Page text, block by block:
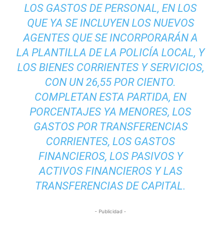
LOS GASTOS DE PERSONAL, EN LOS
QUE YA SE INCLUYEN LOS NUEVOS
AGENTES QUE SE INCORPORARÁN A
LA PLANTILLA DE LA POLICÍA LOCAL, Y
LOS BIENES CORRIENTES Y SERVICIOS,
CON UN 26,55 POR CIENTO.
COMPLETAN ESTA PARTIDA, EN
PORCENTAJES YA MENORES, LOS
GASTOS POR TRANSFERENCIAS
CORRIENTES, LOS GASTOS
FINANCIEROS, LOS PASIVOS Y
ACTIVOS FINANCIEROS Y LAS
TRANSFERENCIAS DE CAPITAL.
- Publicidad -